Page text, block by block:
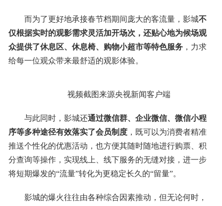
而为了更好地承接春节档期间庞大的客流量，影城不
仅根据实时的观影需求灵活加开场次，还贴心地为候场观
众提供了休息区、 休息椅、购物小超市等特色服务，力求
给每一位观众带来最舒适的观影体验。
视频截图来源央视新闻客户端
与此同时，影城还通过微信群、企业微信、微信小程
序等多种途径有效落实了会员制度，既可以为消费者精准
推送个性化的优惠活动，也方便其随时随地进行购票、积
分查询等操作，实现线上、线下服务的无缝对接，进一步
将短期爆发的“流量”转化为更稳定长久的“留量”。
影城的爆火往往由各种综合因素推动，但无论何时，